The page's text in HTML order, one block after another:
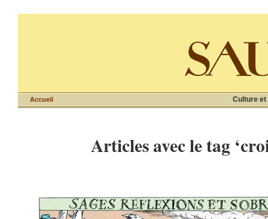
Culture et
Accueil
Articles avec le tag